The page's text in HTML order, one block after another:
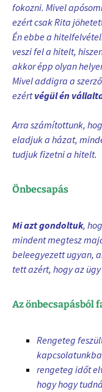
fokozni. Mivel
ezért csak Rita
Én ebbe a
veszi fel a hitelt,
akkor épp olyan
Mivel addigra a
ezértvégül én
Arra számítottunk,
eladjuk a házat,
tudjuk fizetni a hitelt.
Önbecsapás
Mi azt gondoltuk,
mindent megtesz
beleegyezett ugyan,
tett azért, hogy az
Az önbecsapásból
Rengeteg
rengeteg időt
hogy hogy